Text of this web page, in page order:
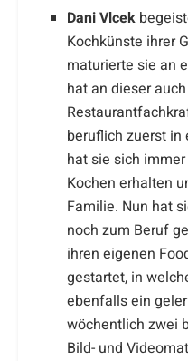
Dani Vlcek
Kochkünste ihrer
maturierte sie an
hat an dieser
beruflich zuerst in
hat sie sich
Kochen erhalten
Familie. Nun hat
noch zum Beruf
ihren eigenen
gestartet, in
ebenfalls ein
wöchentlich zwei
Bild- und